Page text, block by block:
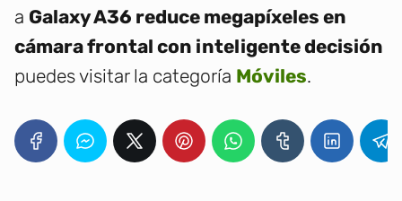
a Galaxy A36 reduce megapíxeles en
cámara frontal con inteligente decisión
puedes visitar la categoría Móviles.